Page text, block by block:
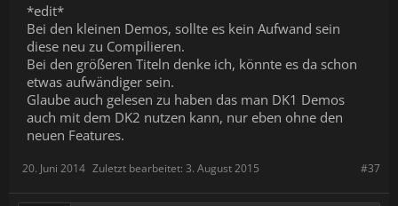
*edit*
Bei den kleinen Demos, sollte es kein Aufwand sein
diese neu zu Compilieren.
Bei den größeren Titeln denke ich, könnte es da schon
etwas aufwändiger sein.
Glaube auch gelesen zu haben das man DK1 Demos
auch mit dem DK2 nutzen kann, nur eben ohne den
neuen Features.
#37
20. Juni 2014 Zuletzt bearbeitet: 3. August 2015